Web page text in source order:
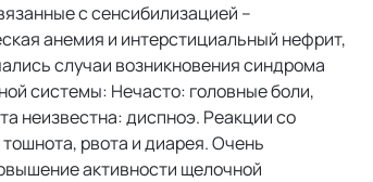
с сенсибилизацией –
анемия и интерстициальный нефрит,
случаи возникновения синдрома
системы: Нечасто: головные боли,
неизвестна: диспноэ. Реакции со
рвота и диарея. Очень
активности щелочной